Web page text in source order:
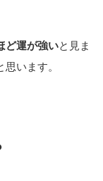
ど運が強いと見ま
います。